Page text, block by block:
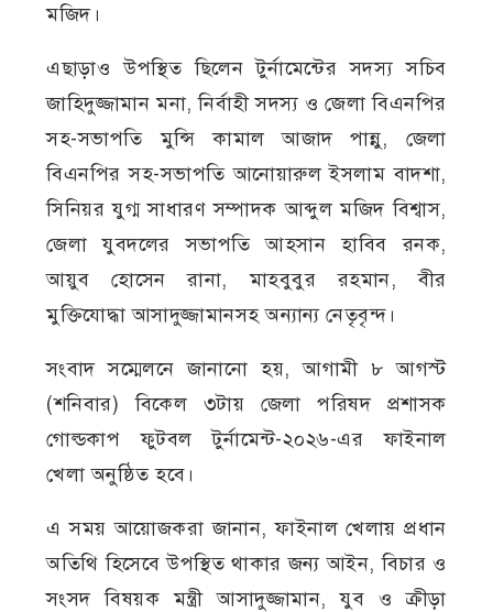
মজিদ।
এছাড়াও উপস্থিত ছিলেন টুর্নামেন্টের সদস্য সচিব
জাহিদুজ্জামান মনা, নির্বাহী সদস্য ও জেলা বিএনপির
সহ-সভাপতি মুন্সি কামাল আজাদ পান্নু, জেলা
বিএনপির সহ-সভাপতি আনোয়ারুল ইসলাম বাদশা,
সিনিয়র যুগ্ম সাধারণ সম্পাদক আব্দুল মজিদ বিশ্বাস,
জেলা যুবদলের সভাপতি আহসান হাবিব রনক,
আয়ুব হোসেন রানা, মাহবুবুর রহমান, বীর
মুক্তিযোদ্ধা আসাদুজ্জামানসহ অন্যান্য নেতৃবৃন্দ।
সংবাদ সম্মেলনে জানানো হয়, আগামী ৮ আগস্ট
(শনিবার) বিকেল ৩টায় জেলা পরিষদ প্রশাসক
গোল্ডকাপ ফুটবল টুর্নামেন্ট-২০২৬-এর ফাইনাল
খেলা অনুষ্ঠিত হবে।
এ সময় আয়োজকরা জানান, ফাইনাল খেলায় প্রধান
অতিথি হিসেবে উপস্থিত থাকার জন্য আইন, বিচার ও
সংসদ বিষয়ক মন্ত্রী আসাদুজ্জামান, যুব ও ক্রীড়া